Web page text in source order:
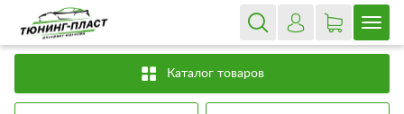
Каталог товаров